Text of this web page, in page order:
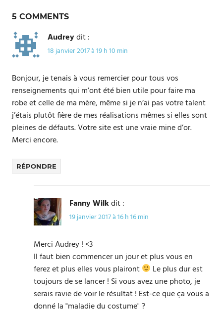
l’article
5 COMMENTS
Audreydit :
18 janvier 2017 à 19 h 10 min
Bonjour, je tenais à vous remercier pour tous vos
renseignements qui m’ont été bien utile pour faire ma
robe et celle de ma mère, même si je n’ai pas votre talent
j’étais plutôt fière de mes réalisations mêmes si elles sont
pleines de défauts. Votre site est une vraie mine d’or.
Merci encore.
RÉPONDRE
Fanny Wilkdit :
19 janvier 2017 à 16 h 16 min
Merci Audrey ! <3
Il faut bien commencer un jour et plus vous en
ferez et plus elles vous plairont
Le plus dur est
toujours de se lancer ! Si vous avez une photo, je
serais ravie de voir le résultat ! Est-ce que ça vous a
donné la "maladie du costume" ?